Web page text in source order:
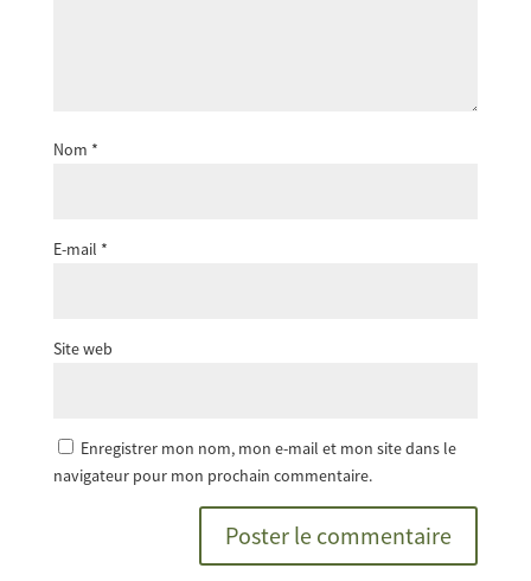
Nom *
E-mail *
Site web
Enregistrer mon nom, mon e-mail et mon site dans le
navigateur pour mon prochain commentaire.